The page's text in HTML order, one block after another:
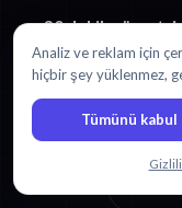
30 dakika
Analiz ve reklam için
hiçbir şey yüklenmez,
Tümünü kabul